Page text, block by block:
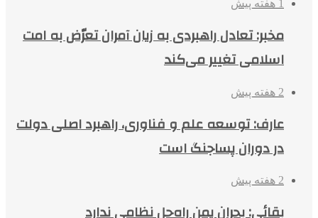
1 هفته پیش
مخبر: تعادل راهبردی به زیان آمران تعرّض به امت
اسلامی تغییر می‌کند
2 هفته پیش
عارف: توسعه علم و فناوری، راهبرد اصلی دولت
در دوران پساجنگ است
2 هفته پیش
بقائی: بحران یمن راه‌حل نظامی ندارد